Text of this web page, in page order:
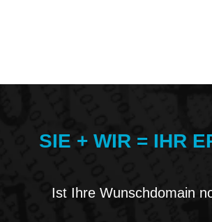
SIE + WIR = IHR
Ist Ihre Wunschdomain